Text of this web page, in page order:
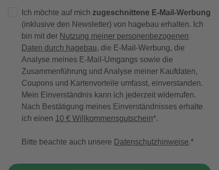
Ich möchte auf mich zugeschnittene E-Mail-Werbung
(inklusive den Newsletter) von hagebau erhalten. Ich
bin mit der Nutzung meiner personenbezogenen
Daten durch hagebau, die E-Mail-Werbung, die
Analyse meines E-Mail-Umgangs sowie die
Zusammenführung und Analyse meiner Kaufdaten,
Coupons und Kartenvorteile umfasst, einverstanden.
Mein Einverständnis kann ich jederzeit widerrufen.
Nach Bestätigung meines Einverständnisses erhalte
ich einen 10 € Willkommensgutschein*.
Bitte beachte auch unsere Datenschutzhinweise.